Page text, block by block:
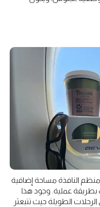
النافذة مساحة إضافية
بطريقة عملية. وجود هذا
الطويلة حيث تتبعثر